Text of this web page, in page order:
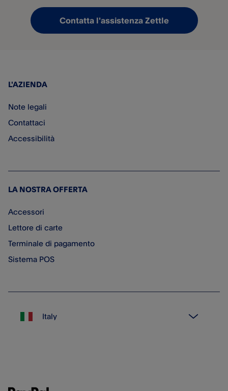
Contatta l'assistenza Zettle
L'AZIENDA
Note legali
Contattaci
Accessibilità
LA NOSTRA OFFERTA
Accessori
Lettore di carte
Terminale di pagamento
Sistema POS